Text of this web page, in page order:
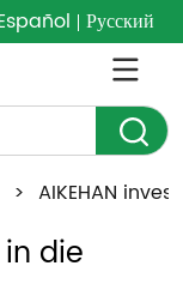
Русский
> AIKEHAN
in die